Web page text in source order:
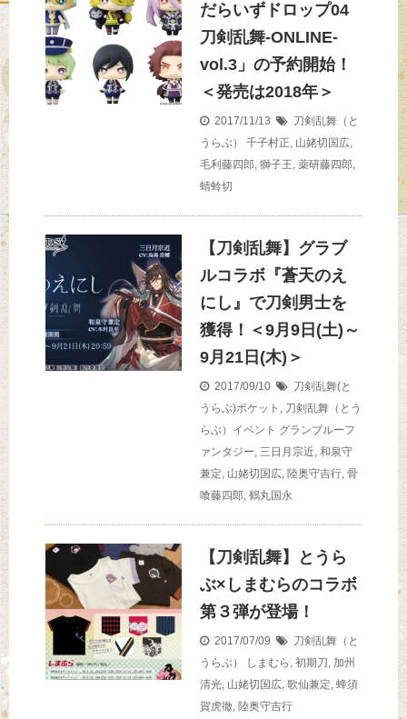
だらいずドロップ04
刀剣乱舞-ONLINE-
vol.3」の予約開始！
＜発売は2018年＞
2017/11/13
刀剣乱舞（と
うらぶ）
千子村正, 山姥切国広,
毛利藤四郎, 獅子王, 薬研藤四郎,
蜻蛉切
【刀剣乱舞】グラブ
ルコラボ『蒼天のえ
にし』で刀剣男士を
獲得！＜9月9日(土)～
9月21日(木)＞
2017/09/10
刀剣乱舞(と
うらぶ)ポケット , 刀剣乱舞（とう
らぶ）イベント グランブルーフ
ァンタジー, 三日月宗近, 和泉守
兼定, 山姥切国広, 陸奥守吉行, 骨
喰藤四郎, 鶴丸国永
【刀剣乱舞】とうら
ぶ×しまむらのコラボ
第３弾が登場！
2017/07/09
刀剣乱舞（と
うらぶ）
しまむら , 初期刀 , 加州
清光, 山姥切国広, 歌仙兼定, 蜂須
賀虎徹, 陸奥守吉行